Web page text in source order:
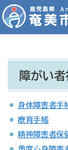
障がい
身体障害者手
療育手帳
精神障害者保